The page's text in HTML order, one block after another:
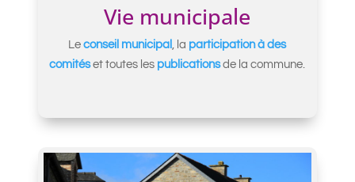
Vie municipale
Leconseil municipal , la participation à des
comitéset toutes les publicationsde la commune.